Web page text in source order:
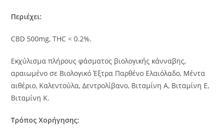
Περιέχει:
CBD 500mg, THC < 0.2%.
Εκχύλισμα πλήρους φάσματος βιολογικής κάνναβης,
αραιωμένο σε Βιολογικό Έξτρα Παρθένο Ελαιόλαδο, Μέντα
αιθέριο, Καλεντούλα, Δεντρολίβανο, Βιταμίνη Α, Βιταμίνη Ε,
Βιταμίνη Κ.
Τρόπος Χορήγησης: